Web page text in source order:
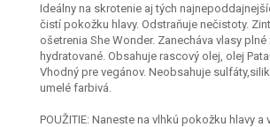
Ideálny na skrotenie aj tých
čistí pokožku hlavy. Odstraňuje nečistoty.
ošetrenia She Wonder. Zanecháva vlasy plné
hydratované. Obsahuje rascový olej, olej
Vhodný pre vegánov. Neobsahuje
umelé farbivá.
POUŽITIE: Naneste na vlhkú pokožku hlavy a